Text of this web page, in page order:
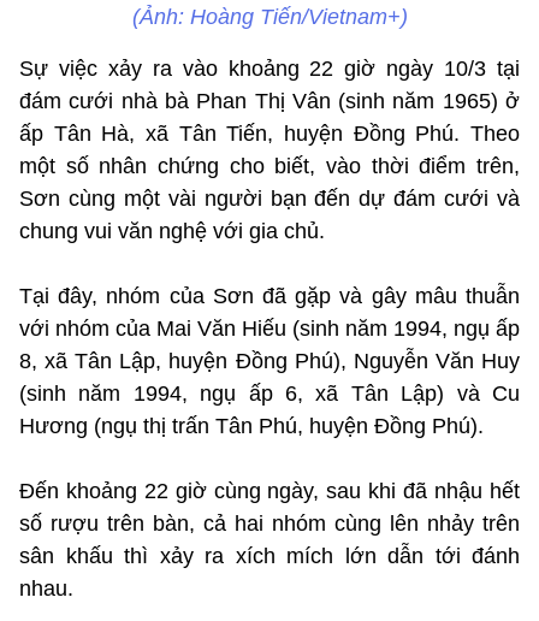
(Ảnh: Hoàng Tiến/Vietnam+)
Sự việc xảy ra vào khoảng 22 giờ ngày 10/3 tại
đám cưới nhà bà Phan Thị Vân (sinh năm 1965) ở
ấp Tân Hà, xã Tân Tiến, huyện Đồng Phú. Theo
một số nhân chứng cho biết, vào thời điểm trên,
Sơn cùng một vài người bạn đến dự đám cưới và
chung vui văn nghệ với gia chủ.
Tại đây, nhóm của Sơn đã gặp và gây mâu thuẫn
với nhóm của Mai Văn Hiếu (sinh năm 1994, ngụ ấp
8, xã Tân Lập, huyện Đồng Phú), Nguyễn Văn Huy
(sinh năm 1994, ngụ ấp 6, xã Tân Lập) và Cu
Hương (ngụ thị trấn Tân Phú, huyện Đồng Phú).
Đến khoảng 22 giờ cùng ngày, sau khi đã nhậu hết
số rượu trên bàn, cả hai nhóm cùng lên nhảy trên
sân khấu thì xảy ra xích mích lớn dẫn tới đánh
nhau.